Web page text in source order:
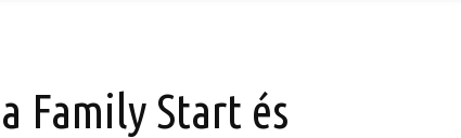
Family Start és